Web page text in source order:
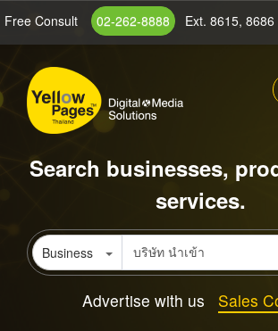
content
Free Consult 02-262-8888 Ext. 8615, 8686
Search businesses,
services.
Business
Advertise with us Sales